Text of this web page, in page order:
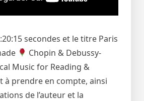
secondes et le titre Paris
Chopin & Debussy-
Music for Reading &
à prendre en compte, ainsi
de l’auteur et la